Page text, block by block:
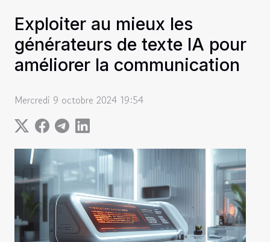
Exploiter au mieux les
générateurs de texte IA pour
améliorer la communication
Mercredi 9 octobre 2024 19:54